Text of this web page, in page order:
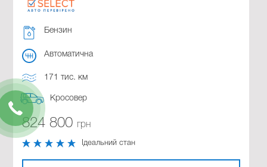
Бензин
Автоматична
171 тис. км
Кросовер
824 800 грн
Ідеальний стан